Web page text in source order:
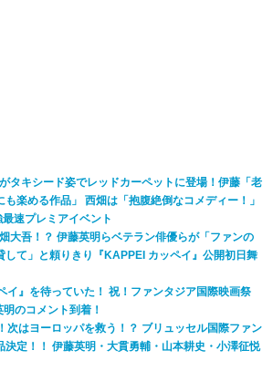
タキシード姿でレッドカーペットに登場！伊藤「老
楽める作品」 西畑は「抱腹絶倒なコメディー！」
速プレミアイベント
大吾！？ 伊藤英明らベテラン俳優らが「ファンの
して」と頼りきり『KAPPEI カッペイ』公開初日舞
イ』を待っていた！ 祝！ファンタジア国際映画祭
のコメント到着！
次はヨーロッパを救う！？ ブリュッセル国際ファン
決定！！ 伊藤英明・大貫勇輔・山本耕史・小澤征悦